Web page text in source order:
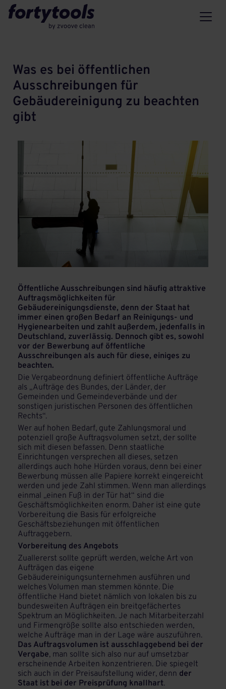
Was es bei öffentlichen
Ausschreibungen für
Gebäudereinigung zu beachten
gibt
Öffentliche Ausschreibungen sind häufig attraktive
Auftragsmöglichkeiten für
Gebäudereinigungsdienste, denn der Staat hat
immer einen großen Bedarf an Reinigungs- und
Hygienearbeiten und zahlt außerdem, jedenfalls in
Deutschland, zuverlässig. Dennoch gibt es, sowohl
vor der Bewerbung auf öffentliche
Ausschreibungen als auch für diese, einiges zu
beachten.
Die Vergabeordnung definiert öffentliche Aufträge
als „Aufträge des Bundes, der Länder, der
Gemeinden und Gemeindeverbände und der
sonstigen juristischen Personen des öffentlichen
Rechts“.
Wer auf hohen Bedarf, gute Zahlungsmoral und
potenziell große Auftragsvolumen setzt, der sollte
sich mit diesen befassen. Denn staatliche
Einrichtungen versprechen all dieses, setzen
allerdings auch hohe Hürden voraus, denn bei einer
Bewerbung müssen alle Papiere korrekt eingereicht
werden und jede Zahl stimmen. Wenn man allerdings
einmal „einen Fuß in der Tür hat“ sind die
Geschäftsmöglichkeiten enorm. Daher ist eine gute
Vorbereitung die Basis für erfolgreiche
Geschäftsbeziehungen mit öffentlichen
Auftraggebern.
Vorbereitung des Angebots
Zuallererst sollte geprüft werden, welche Art von
Aufträgen das eigene
Gebäudereinigungsunternehmen ausführen und
welches Volumen man stemmen könnte. Die
öffentliche Hand bietet nämlich von lokalen bis zu
bundesweiten Aufträgen ein breitgefächertes
Spektrum an Möglichkeiten. Je nach Mitarbeiterzahl
und Firmengröße sollte also entschieden werden,
welche Aufträge man in der Lage wäre auszuführen.
Das Auftragsvolumen ist ausschlaggebend bei der
Vergabe, man sollte sich also nur auf umsetzbar
erscheinende Arbeiten konzentrieren. Die spiegelt
sich auch in der Preisaufstellung wider, denn der
Staat ist bei der Preisprüfung knallhart.